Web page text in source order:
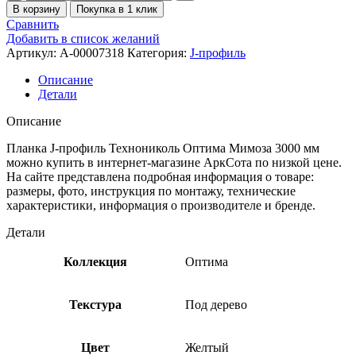
В корзину Покупка в 1 клик
Сравнить
Добавить в список желаний
Артикул: A-00007318 Категория: J-профиль
Описание
Детали
Описание
Планка J-профиль Технониколь Оптима Мимоза 3000 мм
можно купить в интернет-магазине АркСота по низкой цене.
На сайте представлена подробная информация о товаре:
размеры, фото, инструкция по монтажу, технические
характеристики, информация о производителе и бренде.
Детали
Коллекция Оптима
Текстура Под дерево
Цвет Желтый